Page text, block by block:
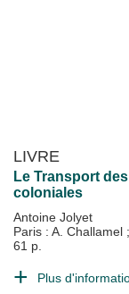
LIVRE
Le Transport
coloniales
Antoine Jolyet
Paris : A. Challamel ;
61 p.
Plus